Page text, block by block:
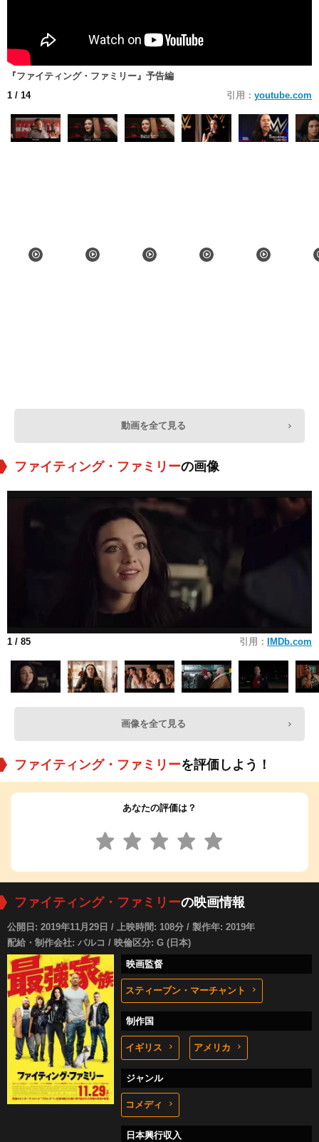
『ファイティング・ファミリー』予告編
1 / 14 引用： youtube.com
動画を全て見る
ファイティング・ファミリーの画像
1 / 85 引用： IMDb.com
画像を全て見る
ファイティング・ファミリーを評価しよう！
あなたの評価は？
ファイティング・ファミリーの映画情報
公開日: 2019年11月29日 / 上映時間: 108分 / 製作年: 2019年
配給・制作会社: パルコ / 映倫区分: G (日本)
映画監督
スティーブン・マーチャント
制作国
イギリス アメリカ
ジャンル
コメディ
日本興行収入